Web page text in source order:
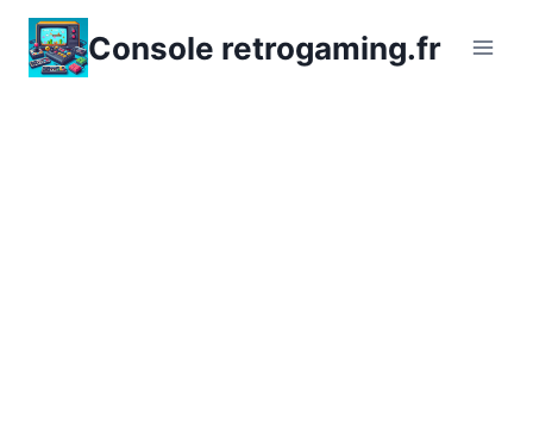
Aller
contenu
Console retrogaming.fr